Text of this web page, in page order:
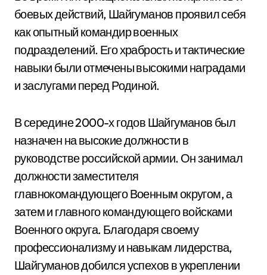
боевых действий, Шайгуманов проявил себя
как опытный командир военных
подразделений. Его храбрость и тактические
навыки были отмечены высокими наградами
и заслугами перед Родиной.
В середине 2000-х годов Шайгуманов был
назначен на высокие должности в
руководстве российской армии. Он занимал
должности заместителя
главнокомандующего Военным округом, а
затем и главного командующего войсками
Военного округа. Благодаря своему
профессионализму и навыкам лидерства,
Шайгуманов добился успехов в укреплении